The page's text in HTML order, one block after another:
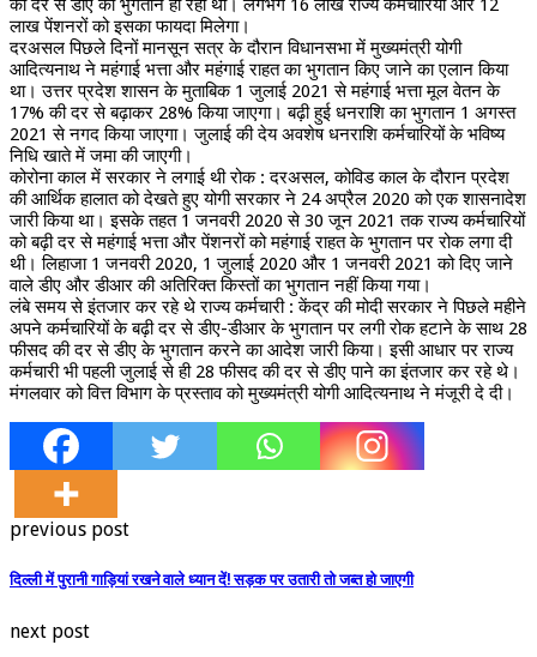
की दर से डीए का भुगतान हो रहा था। लगभग 16 लाख राज्य कर्मचारियों और 12
लाख पेंशनरों को इसका फायदा मिलेगा।
दरअसल पिछले दिनों मानसून सत्र के दौरान विधानसभा में मुख्यमंत्री योगी
आदित्यनाथ ने महंगाई भत्ता और महंगाई राहत का भुगतान किए जाने का एलान किया
था। उत्तर प्रदेश शासन के मुताबिक 1 जुलाई 2021 से महंगाई भत्ता मूल वेतन के
17% की दर से बढ़ाकर 28% किया जाएगा। बढ़ी हुई धनराशि का भुगतान 1 अगस्त
2021 से नगद किया जाएगा। जुलाई की देय अवशेष धनराशि कर्मचारियों के भविष्य
निधि खाते में जमा की जाएगी।
कोरोना काल में सरकार ने लगाई थी रोक : दरअसल, कोविड काल के दौरान प्रदेश
की आर्थिक हालात को देखते हुए योगी सरकार ने 24 अप्रैल 2020 को एक शासनादेश
जारी किया था। इसके तहत 1 जनवरी 2020 से 30 जून 2021 तक राज्य कर्मचारियों
को बढ़ी दर से महंगाई भत्ता और पेंशनरों को महंगाई राहत के भुगतान पर रोक लगा दी
थी। लिहाजा 1 जनवरी 2020, 1 जुलाई 2020 और 1 जनवरी 2021 को दिए जाने
वाले डीए और डीआर की अतिरिक्त किस्तों का भुगतान नहीं किया गया।
लंबे समय से इंतजार कर रहे थे राज्य कर्मचारी : केंद्र की मोदी सरकार ने पिछले महीने
अपने कर्मचारियों के बढ़ी दर से डीए-डीआर के भुगतान पर लगी रोक हटाने के साथ 28
फीसद की दर से डीए के भुगतान करने का आदेश जारी किया। इसी आधार पर राज्य
कर्मचारी भी पहली जुलाई से ही 28 फीसद की दर से डीए पाने का इंतजार कर रहे थे।
मंगलवार को वित्त विभाग के प्रस्ताव को मुख्यमंत्री योगी आदित्यनाथ ने मंजूरी दे दी।
previous post
दिल्‍ली में पुरानी गाड़ि‍यां रखने वाले ध्‍यान दें! सड़क पर उतारी तो जब्‍त हो जाएगी
next post